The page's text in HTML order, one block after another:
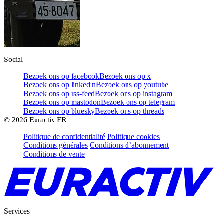
Social
Bezoek ons op facebookBezoek ons op x
Bezoek ons op linkedinBezoek ons op youtube
Bezoek ons op rss-feedBezoek ons op instagram
Bezoek ons op mastodonBezoek ons op telegram
Bezoek ons op blueskyBezoek ons op threads
© 2026 Euractiv FR
Politique de confidentialité Politique cookies
Conditions générales Conditions d’abonnement
Conditions de vente
Services